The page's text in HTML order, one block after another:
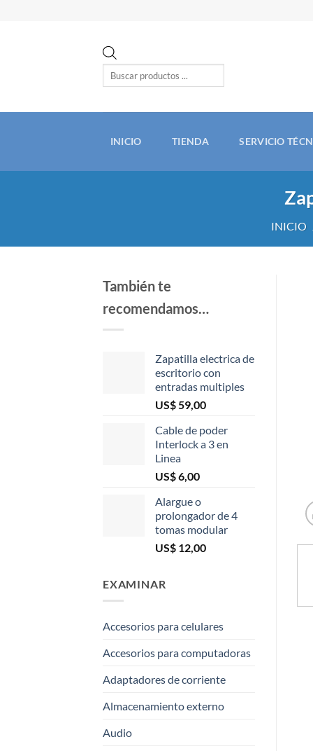
Búsqueda
INICIO TIENDA SERVICIO
INICIO
También te
recomendamos…
Zapatilla electrica de
escritorio con
entradas multiples
US$ 59,00
Cable de poder
Interlock a 3 en
Linea
US$6,00
Alargue o
prolongador de 4
tomas modular
US$ 12,00
EXAMINAR
Accesorios para celulares
Accesorios para computadoras
Adaptadores de corriente
Almacenamiento externo
Audio